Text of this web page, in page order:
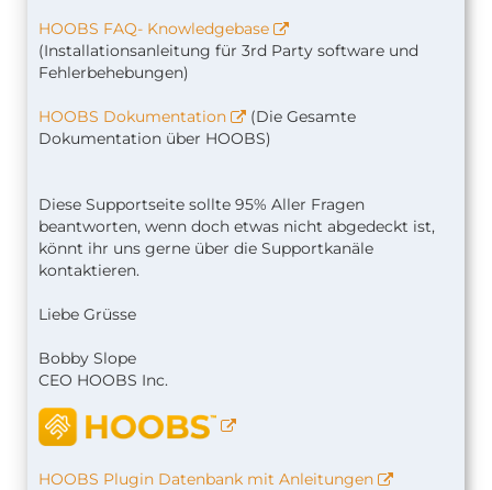
HOOBS FAQ- Knowledgebase
(Installationsanleitung für 3rd Party software und
Fehlerbehebungen)
HOOBS Dokumentation
(Die Gesamte
Dokumentation über HOOBS)
Diese Supportseite sollte 95% Aller Fragen
beantworten, wenn doch etwas nicht abgedeckt ist,
könnt ihr uns gerne über die Supportkanäle
kontaktieren.
Liebe Grüsse
Bobby Slope
CEO HOOBS Inc.
HOOBS Plugin Datenbank mit Anleitungen